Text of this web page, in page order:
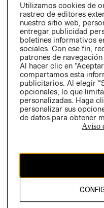
CAMBIAR REGIÓN
Utilizamos cookies de
rastreo de editores
nuestro sitio web,
entregar publicidad
boletines informativos
sociales. Con ese fin,
patrones de
Al hacer clic en
compartamos esta
publicitarios. Al elegir
opcionales, lo que
personalizadas. Haga
personalizar sus
de datos para obtener
Aviso